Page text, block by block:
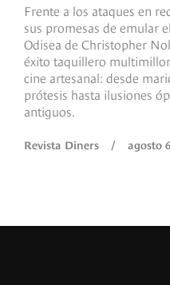
Frente a los ataques en
sus promesas de emular
Odisea de Christopher
éxito taquillero
cine artesanal: desde
prótesis hasta ilusiones
antiguos.
Revista Diners / agosto